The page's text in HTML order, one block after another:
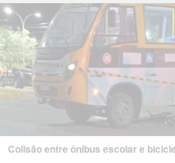
Colisão entre ônibus escolar e